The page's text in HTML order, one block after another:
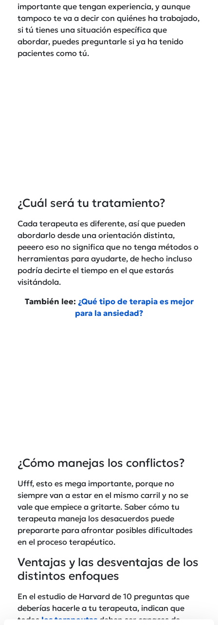
importante que tengan experiencia, y aunque
tampoco te va a decir con quiénes ha trabajado,
si tú tienes una situación específica que
abordar, puedes preguntarle si ya ha tenido
pacientes como tú.
¿Cuál será tu tratamiento?
Cada terapeuta es diferente, así que pueden
abordarlo desde una orientación distinta,
peeero eso no significa que no tenga métodos o
herramientas para ayudarte, de hecho incluso
podría decirte el tiempo en el que estarás
visitándola.
También lee: ¿Qué tipo de terapia es mejor
para la ansiedad?
¿Cómo manejas los conflictos?
Ufff, esto es mega importante, porque no
siempre van a estar en el mismo carril y no se
vale que empiece a gritarte. Saber cómo tu
terapeuta maneja los desacuerdos puede
prepararte para afrontar posibles dificultades
en el proceso terapéutico.
Ventajas y las desventajas de los
distintos enfoques
En el estudio de Harvard de 10 preguntas que
deberías hacerle a tu terapeuta, indican que
todos los terapeutas deben ser capaces de